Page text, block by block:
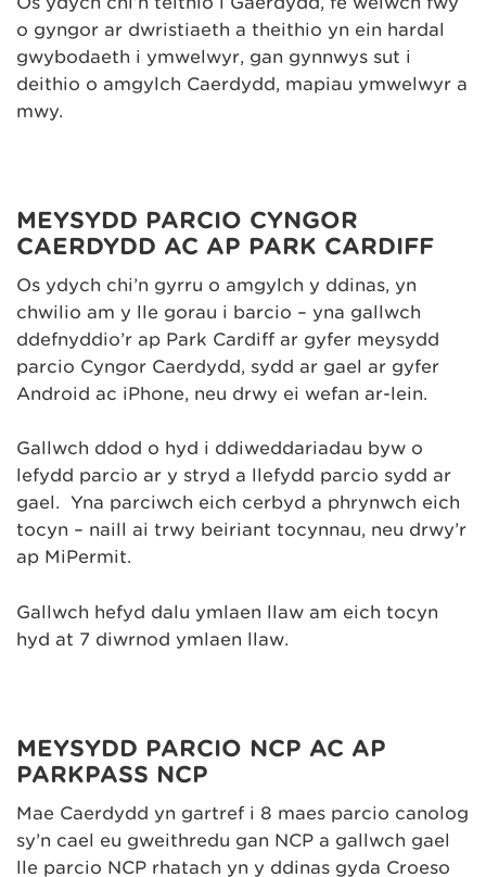
o gyngor ar dwristiaeth a theithio yn ein hardal
gwybodaeth i ymwelwyr, gan gynnwys sut i
deithio o amgylch Caerdydd, mapiau ymwelwyr a
mwy.
MEYSYDD PARCIO CYNGOR
CAERDYDD AC AP PARK CARDIFF
Os ydych chi’n gyrru o amgylch y ddinas, yn
chwilio am y lle gorau i barcio – yna gallwch
ddefnyddio’r ap Park Cardiff ar gyfer meysydd
parcio Cyngor Caerdydd, sydd ar gael ar gyfer
Android ac iPhone, neu drwy ei wefan ar-lein.
Gallwch ddod o hyd i ddiweddariadau byw o
lefydd parcio ar y stryd a llefydd parcio sydd ar
gael. Yna parciwch eich cerbyd a phrynwch eich
tocyn – naill ai trwy beiriant tocynnau, neu drwy’r
ap MiPermit.
Gallwch hefyd dalu ymlaen llaw am eich tocyn
hyd at 7 diwrnod ymlaen llaw.
MEYSYDD PARCIO NCP AC AP
PARKPASS NCP
Mae Caerdydd yn gartref i 8 maes parcio canolog
sy’n cael eu gweithredu gan NCP a gallwch gael
lle parcio NCP rhatach yn y ddinas gyda Croeso